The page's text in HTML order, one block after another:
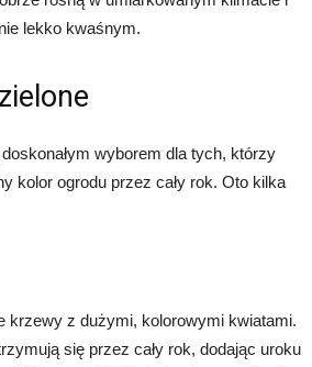
lekko kwaśnym.
wyborem dla tych, którzy
kolor ogrodu przez cały rok. Oto kilka
krzewy z dużymi, kolorowymi kwiatami.
się przez cały rok, dodając uroku